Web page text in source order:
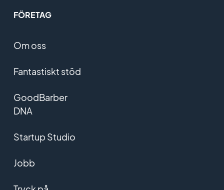
FÖRETAG
Om oss
Fantastiskt stöd
GoodBarber
DNA
Startup Studio
Jobb